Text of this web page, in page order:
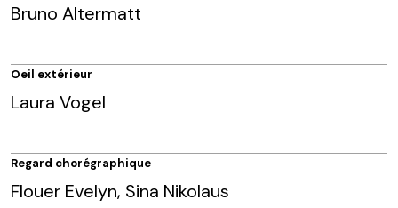
Bruno Altermatt
Oeil extérieur
Laura Vogel
Regard chorégraphique
Flouer Evelyn, Sina Nikolaus